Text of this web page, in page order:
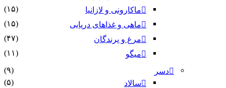
ماکارونی و لازانیا
(۱۵)
ماهی و غذاهای دریایی
(۱۵)
مرغ و پرندگان
(۴۷)
میگو
(۱۱)
دسر
(۹)
سالاد
(۵)